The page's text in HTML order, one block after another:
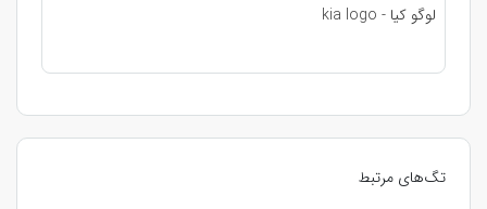
تگ‌های مرتبط
لوگو کیا - kia logo